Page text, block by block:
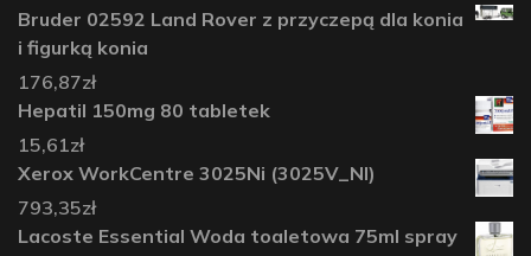
Bruder 02592 Land Rover z przyczepą dla konia
i figurką konia
176,87zł
Hepatil 150mg 80 tabletek
15,61zł
Xerox WorkCentre 3025Ni (3025V_NI)
793,35zł
Lacoste Essential Woda toaletowa 75ml spray